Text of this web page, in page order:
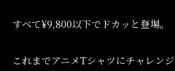
すべて¥9,800以下でドカッと登場。
これまでアニメTシャツにチャレン